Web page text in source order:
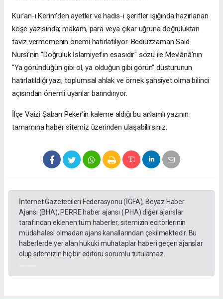
​Kur'an-ı Kerim'den ayetler ve hadis-i şerifler ışığında hazırlanan
köşe yazısında; makam, para veya çıkar uğruna doğruluktan
taviz vermemenin önemi hatırlatılıyor. Bediüzzaman Said
Nursî’nin "Doğruluk İslamiyet'in esasıdır" sözü ile Mevlânâ’nın
"Ya göründüğün gibi ol, ya olduğun gibi görün" düsturunun
hatırlatıldığı yazı, toplumsal ahlak ve örnek şahsiyet olma bilinci
açısından önemli uyarılar barındırıyor.
​İlçe Vaizi Şaban Peker’in kaleme aldığı bu anlamlı yazının
tamamına haber sitemiz üzerinden ulaşabilirsiniz.
İnternet Gazetecileri Federasyonu (İGFA), Beyaz Haber
Ajansı (BHA), PERRE haber ajansı ( PHA) diğer ajanslar
tarafından eklenen tüm haberler, sitemizin editörlerinin
müdahalesi olmadan ajans kanallarından çekilmektedir. Bu
haberlerde yer alan hukuki muhataplar haberi geçen ajanslar
olup sitemizin hiç bir editörü sorumlu tutulamaz.